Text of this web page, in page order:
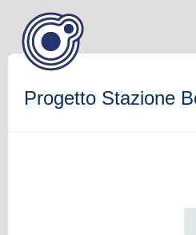
Progetto Stazione